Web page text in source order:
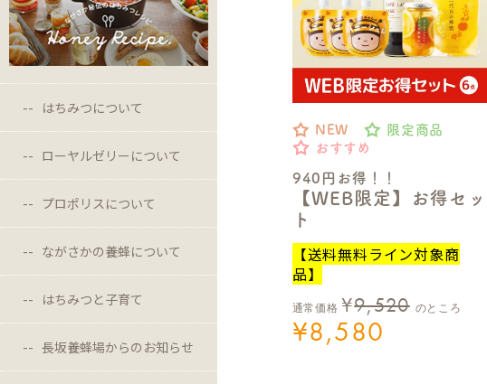
はちみつについて
ローヤルゼリーについて
プロポリスについて
ながさかの養蜂について
はちみつと子育て
長坂養蜂場からのお知らせ
NEW
限定商品
おすすめ
940円お得！！
【WEB限定】お得セッ
ト
【送料無料ライン対象商
品】
通常価格 ¥9,520 のところ
¥8,580